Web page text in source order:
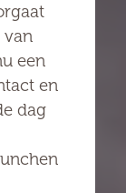
van
een
en
dag